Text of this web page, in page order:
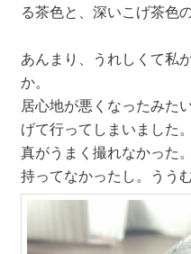
る茶色と、深いこげ茶色
あんまり、うれしくて私
か。
居心地が悪くなったみた
げて行ってしまいました
真がうまく撮れなかった
持ってなかったし。ううむ